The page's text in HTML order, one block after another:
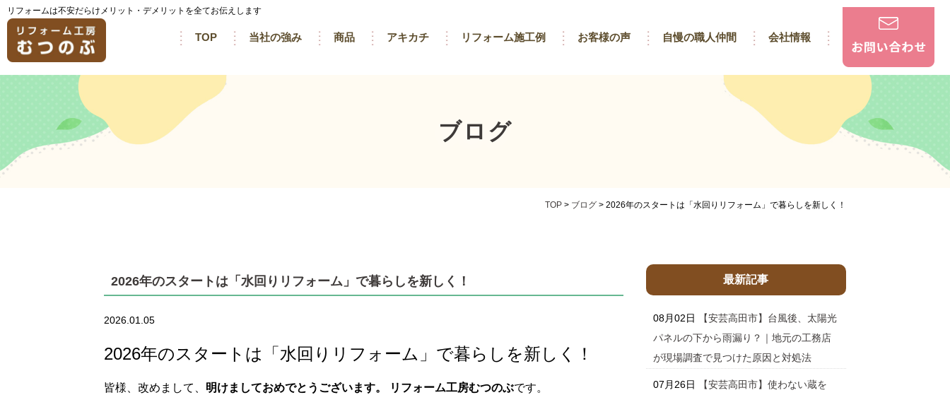
リフォームは不安だらけメリット・デメリットを全てお伝えします
TOP 当社の強み 商品 アキカチ リフォーム施工例 お客様の声 自慢の職人仲間 会社情報
ブログ
TOP > ブログ > 2026年のスタートは「水回りリフォーム」で暮らしを新しく！
2026年のスタートは「水回りリフォーム」で暮らしを新しく！
2026.01.05
2026年のスタートは「水回りリフォーム」で暮らしを新しく！
皆様、改めまして、 明けましておめでとうございます。 リフォーム工房むつのぶです。
最新記事
08月02日
【安芸高田市】台風後、太陽光
パネルの下から雨漏り？｜地元の工務店
が現場調査で見つけた原因と対処法
07月26日
【安芸高田市】使わない蔵を